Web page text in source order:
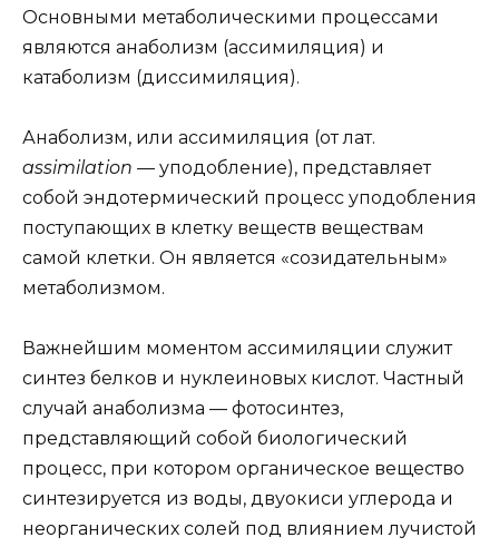
Основными метаболическими процессами
являются анаболизм (ассимиляция) и
катаболизм (диссимиляция).
Анаболизм, или ассимиляция (от лат.
assimilation — уподобление), представляет
собой эндотермический процесс уподобления
поступающих в клетку веществ веществам
самой клетки. Он является «созидательным»
метаболизмом.
Важнейшим моментом ассимиляции служит
синтез белков и нуклеиновых кислот. Частный
случай анаболизма — фотосинтез,
представляющий собой биологический
процесс, при котором органическое вещество
синтезируется из воды, двуокиси углерода и
неорганических солей под влиянием лучистой